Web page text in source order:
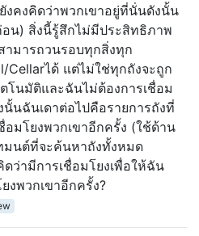
งคงคิดว่าพวกเขาอยู่ที่นั่นดังนั้น
น) สิ่งนี้รู้สึกไม่มีประสิทธิภาพ
มารถวนรอบทุกสิ่งทุก
Cellarได้ แต่ไม่ใช่ทุกถังจะถูก
โนมัติและฉันไม่ต้องการเชื่อม
นั้นฉันเดาต่อไปคือรายการถังที่
อมโยงพวกเขาอีกครั้ง (ใช้ด้าน
มนต์ที่จะค้นหาถังทั้งหมด
ว่ามีการเชื่อมโยงเพื่อให้ฉัน
งพวกเขาอีกครั้ง?